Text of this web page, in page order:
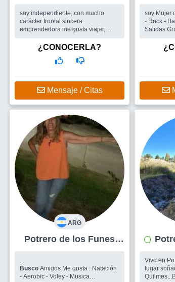
soy independiente, con mucho
carácter frontal sincera
emprendedora me gusta viajar,
aunque también me gusta salir
conocer lugares y estar
acompañada de otra pers...
empezar una amistad
¿CONOCERLA?
Mensaje / Citas
soy Mujer de 42 Me
- Rock -
Salidas
ARG
Potrero de los Funes
...
Busco Amigos Me gusta : Natación
- Aerobic - Voley - Musica
Vivo en
lugar